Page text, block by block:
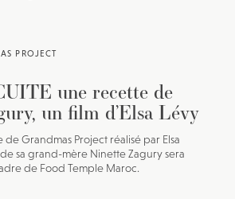
PROJECT
une recette de
un film d’Elsa Lévy
de Grandmas Project réalisé par Elsa
sa grand-mère Ninette Zagury sera
de Food Temple Maroc.